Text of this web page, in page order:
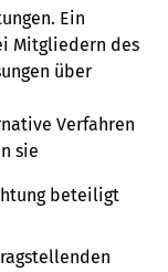
Ein
Mitgliedern des
über
Verfahren
sie
beteiligt